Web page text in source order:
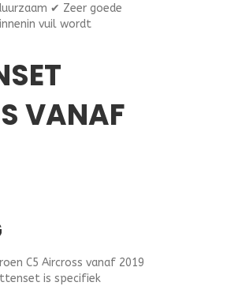
✔ Zeer goede
vuil wordt
VANAF
C5 Aircross vanaf 2019
is specifiek